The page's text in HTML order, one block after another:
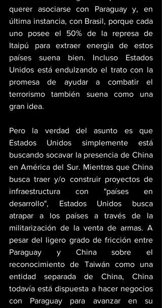
querer asociarse con Paraguay y, en
última instancia, con Brasil, porque cada
uno posee el 50% de la represa de
Itaipú para extraer energía de estos
países suena bien. Incluso Estados
Unidos está endulzando el trato con la
promesa de ayudar a combatir el
terrorismo también suena como una
gran idea.
Pero la verdad del asunto es que
Estados Unidos simplemente está
buscando socavar la presencia de China
en América del Sur. Mientras que China
busca traer y/o construir proyectos de
infraestructura con "países en
desarrollo", Estados Unidos busca
atrapar a los países a través de la
militarización de la venta de armas. A
pesar del ligero grado de fricción entre
Paraguay y China sobre el
reconocimiento de Taiwán como una
entidad separada de China, China
todavía está dispuesta a hacer negocios
con Paraguay para avanzar en su